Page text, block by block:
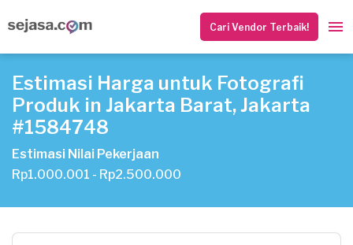
Cari Vendor Terbaik!
Estimasi Harga untuk Fotografi
Produk in Jakarta Barat, Jakarta
#1584748
Estimasi Nilai Pekerjaan
Rp1.000.001 - Rp2.500.000